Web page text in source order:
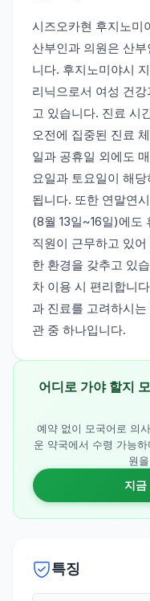
시즈오카현 후지노미
산부인과 의원은 산
니다. 후지노미야시
리닉으로서 여성 건
고 있습니다. 진료 시
오전에 집중된 진료
일과 공휴일 외에도
요일과 토요일이 해
됩니다. 또한 연말연
(8월 13일~16일)에도
직원이 근무하고 있
한 환경을 갖추고 있
차 이용 시 편리합니
과 진료를 고려하시
관 중 하나입니다.
어디로 가야 할지
예약 없이 모국어로 의
운 약국에서 수령 가능
원
지금
특징